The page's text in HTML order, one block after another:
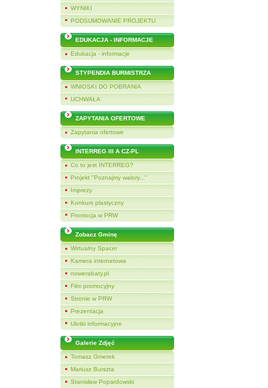
WYNIKI
PODSUMOWANIE PROJEKTU
EDUKACJA - INFORMACJE
Edukacja - informacje
STYPENDIA BURMISTRZA
WNIOSKI DO POBRANIA
UCHWAŁA
ZAPYTANIA OFERTOWE
Zapytania ofertowe
INTERREG III A CZ-PL
Co to jest INTERREG?
Projekt "Poznajmy walory..."
Imprezy
Konkurs plastyczny
Promocja w PRW
Zobacz Gminę
Wirtualny Spacer
Kamera internetowa
nowerabaty.pl
Film promocyjny
Stronie w PRW
Prezentacja
Ulotki informacyjne
Galerie Zdjęć
Tomasz Gmerek
Mariusz Burszta
Stanisław Popardowski